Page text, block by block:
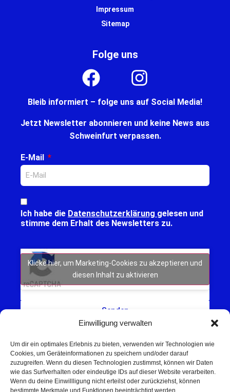
Einwilligung verwalten
Um dir ein optimales Erlebnis zu bieten, verwenden wir Technologien wie
Cookies, um Geräteinformationen zu speichern und/oder darauf
zuzugreifen. Wenn du diesen Technologien zustimmst, können wir Daten
wie das Surfverhalten oder eindeutige IDs auf dieser Website verarbeiten.
Wenn du deine Einwillligung nicht erteilst oder zurückziehst, können
bestimmte Merkmale und Funktionen beeinträchtigt werden.
Impressum
Sitemap
Schweinfurt NEWS – Aktuelle Nachrichten,
Folge uns
Bleib informiert – folge uns auf Social Media!
Jetzt Newsletter abonnieren und keine News aus
Schweinfurt verpassen.
E-Mail
Ich habe die Datenschutzerklärung gelesen und
stimme dem Erhalt des Newsletters zu.
Klicke hier, um Marketing-Cookies zu akzeptieren und
diesen Inhalt zu aktivieren
Senden